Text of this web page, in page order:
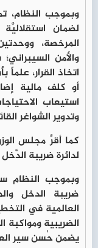
وبموجب النظام،
لضمان
المرخصة،
والأمن
اتخاذ القرار،
أو كلف مالية
استيعاب
وتدوير الشواغر
كما أقرَّ مجلس
لدائرة ضريبة الدَّخل
وبموجب النظام
ضريبة الدخل
العالمية في
الضريبية ومواكبة
يضمن حُسن سير